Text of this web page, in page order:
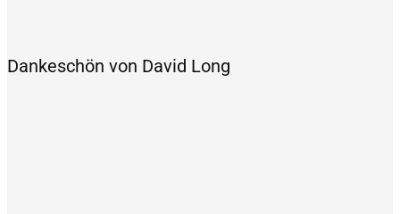
Dankeschön von David Long